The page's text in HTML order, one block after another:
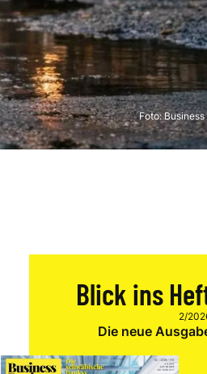
Foto:
Blick ins
2/
Die neue